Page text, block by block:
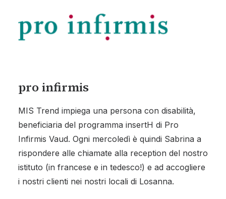
pro infirmis
MIS Trend impiega una persona con disabilità,
beneficiaria del programma insertH di Pro
Infirmis Vaud. Ogni mercoledì è quindi Sabrina a
rispondere alle chiamate alla reception del nostro
istituto (in francese e in tedesco!) e ad accogliere
i nostri clienti nei nostri locali di Losanna.